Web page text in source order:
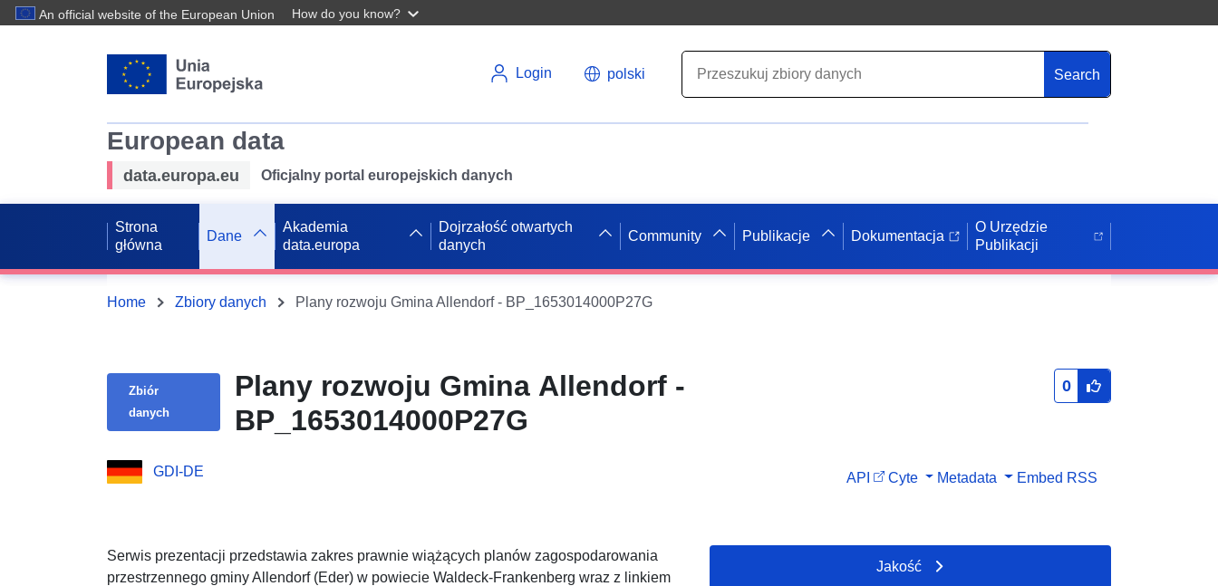
An official website of the European Union How do you know?
Login polski Search
European data
data.europa.eu Oficjalny portal europejskich danych
Strona
główna
Dane
Akademia
data.europa
Dojrzałość otwartych
danych
Community Publikacje Dokumentacja
O Urzędzie
Publikacji
Home Zbiory danych Plany rozwoju Gmina Allendorf - BP_1653014000P27G
Zbiór
danych
Plany rozwoju Gmina Allendorf -
BP_1653014000P27G
0
GDI-DE API Cyte Metadata Embed RSS
Serwis prezentacji przedstawia zakres prawnie wiążących planów zagospodarowania
przestrzennego gminy Allendorf (Eder) w powiecie Waldeck-Frankenberg wraz z linkiem
Jakość